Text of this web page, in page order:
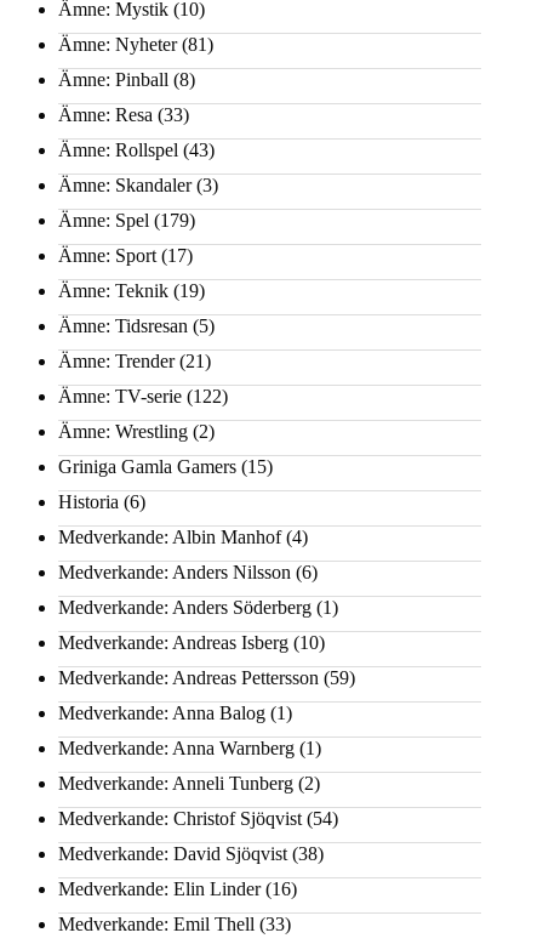
Ämne: Mystik (10)
Ämne: Nyheter(81)
Ämne: Pinball (8)
Ämne: Resa (33)
Ämne: Rollspel (43)
Ämne: Skandaler(3)
Ämne: Spel (179)
Ämne: Sport (17)
Ämne: Teknik (19)
Ämne: Tidsresan (5)
Ämne: Trender(21)
Ämne: TV-serie (122)
Ämne: Wrestling (2)
Griniga Gamla Gamers (15)
Historia (6)
Medverkande: Albin Manhof(4)
Medverkande: Anders Nilsson (6)
Medverkande: Anders Söderberg (1)
Medverkande: Andreas Isberg (10)
Medverkande: Andreas Pettersson (59)
Medverkande: Anna Balog (1)
Medverkande: Anna Warnberg (1)
Medverkande: Anneli Tunberg (2)
Medverkande: Christof Sjöqvist (54)
Medverkande: David Sjöqvist (38)
Medverkande: Elin Linder(16)
Medverkande: Emil Thell (33)